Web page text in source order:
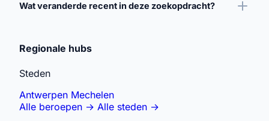
Wat veranderde recent in deze zoekopdracht?
Gerelateerde zoekopdrachten verkennen
Regionale hubs
Steden
Antwerpen Mechelen
Alle beroepen → Alle steden →